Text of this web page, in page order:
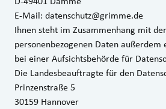
E-Mail: datenschutz@grimme.de
Ihnen steht im Zusammen­hang mit
personen­bezogenen Daten
bei einer Aufsichts­behörde für
Die Landesbeauftragte für den
Prinzenstraße 5
30159 Hannover